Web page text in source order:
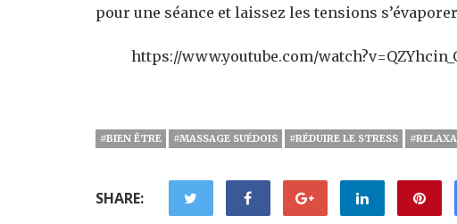
pour une séance et laissez les tensions
https://www.youtube.com/
#BIEN ÊTRE #MASSAGE SUÉDOIS #RÉDUIRE LE STRESS
SHARE: